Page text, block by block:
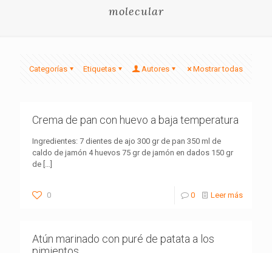
molecular
Categorías Etiquetas Autores Mostrar todas
Crema de pan con huevo a baja temperatura
Ingredientes: 7 dientes de ajo 300 gr de pan 350 ml de
caldo de jamón 4 huevos 75 gr de jamón en dados 150 gr
de […]
0 0 Leer más
Atún marinado con puré de patata a los